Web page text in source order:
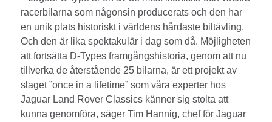
racerbilarna som någonsin producerats och den har
en unik plats historiskt i världens hårdaste biltävling.
Och den är lika spektakulär i dag som då. Möjligheten
att fortsätta D-Types framgångshistoria, genom att nu
tillverka de återstående 25 bilarna, är ett projekt av
slaget ”once in a lifetime” som våra experter hos
Jaguar Land Rover Classics känner sig stolta att
kunna genomföra, säger Tim Hannig, chef för Jaguar